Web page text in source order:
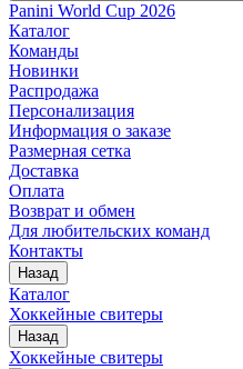
Panini World Cup 2026
Каталог
Команды
Новинки
Распродажа
Персонализация
Информация о заказе
Размерная сетка
Доставка
Оплата
Возврат и обмен
Для любительских команд
Контакты
Назад
Каталог
Хоккейные свитеры
Назад
Хоккейные свитеры